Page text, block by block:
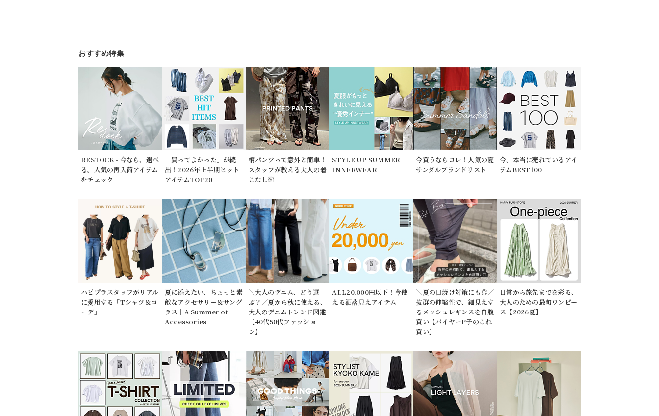
おすすめ特集
RESTOCK - 今なら、選べ
る。人気の再入荷アイテム
をチェック
「買ってよかった」が続
出！2026年上半期ヒット
アイテムTOP20
柄パンツって意外と簡単！
スタッフが教える大人の着
こなし術
STYLE UP SUMMER
INNERWEAR
今買うならコレ！人気の夏
サンダルブランドリスト
今、本当に売れているアイ
テムBEST100
ハピプラスタッフがリアル
に愛用する「Tシャツ＆コ
ーデ」
夏に添えたい、ちょっと素
敵なアクセサリー＆サング
ラス｜A Summer of
Accessories
＼大人のデニム、どう選
ぶ？／夏から秋に使える、
大人のデニムトレンド図鑑
【40代50代ファッショ
ン】
ALL20,000円以下！今使
える洒落見えアイテム
＼夏の日焼け対策にも◎／
抜群の伸縮性で、細見えす
るメッシュレギンスを自腹
買い【バイヤーP子のこれ
買い】
日常から旅先までを彩る、
大人のための最旬ワンピー
ス【2026夏】